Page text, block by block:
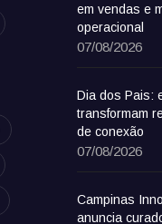
em vendas e
operacional
07/08/2026
Dia dos Pais:
transformam
de conexão
07/08/2026
Campinas
anuncia